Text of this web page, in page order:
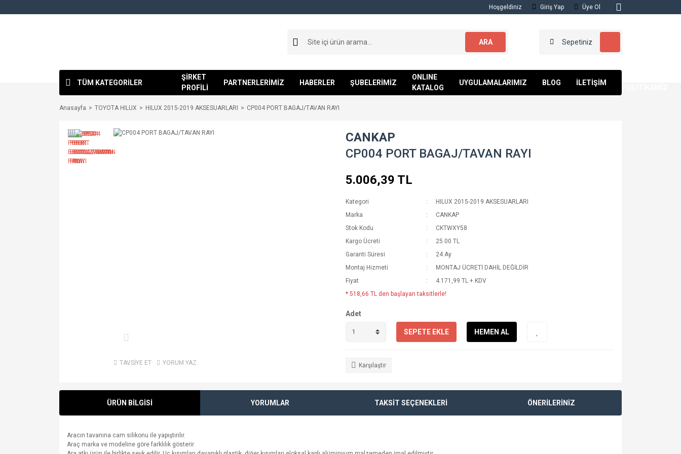
Hoşgeldiniz Giriş Yap Üye Ol
ARA Sepetiniz
TÜM KATEGORİLER
ŞİRKET
PROFİLİ
PARTNERLERİMİZ HABERLER ŞUBELERİMİZ
ONLINE
KATALOG
UYGULAMALARIMIZ BLOG İLETİŞİM
Anasayfa TOYOTA HILUX HILUX 2015-2019 AKSESUARLARI CP004 PORT BAGAJ/TAVAN RAYI
TAVSİYE ET YORUM YAZ
CANKAP
CP004 PORT BAGAJ/TAVAN RAYI
5.006,39 TL
Kategori
HILUX 2015-2019 AKSESUARLARI
Marka
CANKAP
Stok Kodu
CKTWXY58
Kargo Ücreti
25.00 TL
Garanti Süresi
24 Ay
Montaj Hizmeti
MONTAJ ÜCRETİ DAHİL DEĞİLDİR
Fiyat
4.171,99 TL + KDV
* 518,66 TL den başlayan taksitlerle!
Adet
SEPETE EKLE HEMEN AL
Karşılaştır
ÜRÜN BİLGİSİ YORUMLAR TAKSİT SEÇENEKLERİ ÖNERİLERİNİZ
Aracın tavanına cam silikonu ile yapıştırılır.
Araç marka ve modeline göre farklılık gösterir.